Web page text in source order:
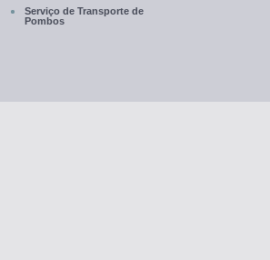
Serviço de Transporte de
Pombos